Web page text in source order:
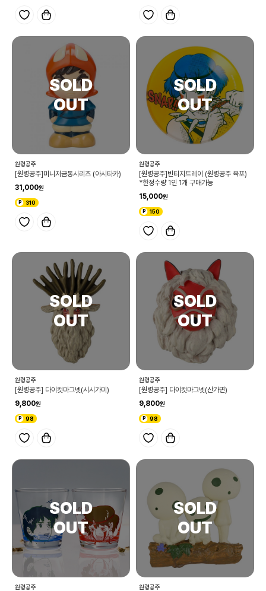
원령공주
[원령공주]미니저금통시리즈 (아시타카)
31,000
310
원령공주
[원령공주]빈티지트레이 (원령공주 육포)
*한정수량 1인 1개 구매가능
15,000
150
원령공주
[원령공주] 다이컷마그넷(시시가미)
9,800
98
원령공주
[원령공주] 다이컷마그넷(산가면)
9,800
98
원령공주 원령공주